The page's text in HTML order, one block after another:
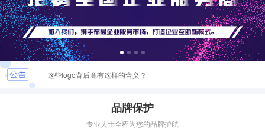
这些logo背后竟有这样的含义？
最新商标文件送达公告
恭喜您取得商标注册证书，请及时领取
品牌保护
专业人士全程为您的品牌护航